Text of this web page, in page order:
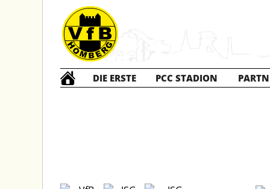
DIE ERSTE PCC STADION